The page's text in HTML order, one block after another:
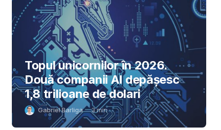
Topul unicornilor în 2026.
Două companii AI depășesc
1,8 trilioane de dolari
Gabriel Barliga 3min